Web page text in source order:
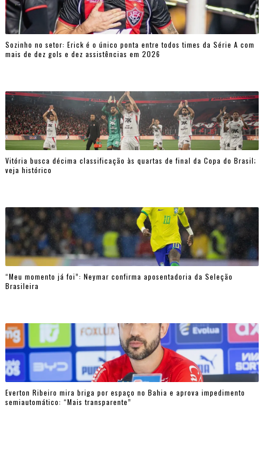
Sozinho no setor: Erick é o único ponta entre todos times da Série A com
mais de dez gols e dez assistências em 2026
Vitória busca décima classificação às quartas de final da Copa do Brasil;
veja histórico
“Meu momento já foi”: Neymar confirma aposentadoria da Seleção
Brasileira
Everton Ribeiro mira briga por espaço no Bahia e aprova impedimento
semiautomático: “Mais transparente”